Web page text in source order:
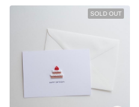
SOLD OUT